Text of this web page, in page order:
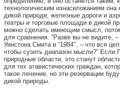
технологическим изнасилованиям
дикой природе, железные дороги и
театры и торговые площади в дикой
можно сделать имеющим смысл,
для сравнения. “Разве вы не видите,
Уинстона Смита в “1984″, – что вся
чтобы сузить диапазон мысли?” Если
природные области, это станут
для тех атавистических граждан,
такое лечение, но эти резервации
дикой природы.